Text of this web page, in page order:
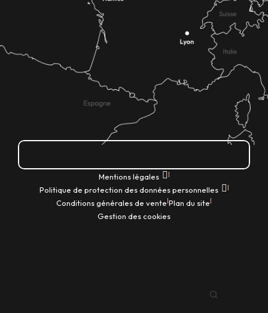
Mentions légales |
Politique de protection des données personnelles |
Conditions générales de vente|Plan du site|
Gestion des cookies